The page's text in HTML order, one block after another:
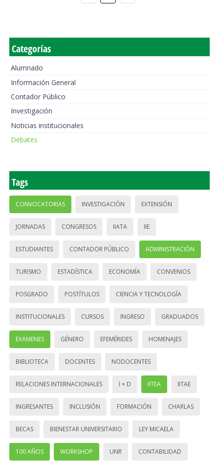
Categorías
Alumnado
Información General
Contador Público
Investigación
Noticias institucionales
Debates
Tags
CONVOCATORIAS INVESTIGACIÓN EXTENSIÓN
JORNADAS CONGRESOS IIATA IIE
ESTUDIANTES CONTADOR PÚBLICO ADMINISTRACIÓN
TURISMO ESTADÍSTICA ECONOMÍA CONVENIOS
POSGRADO POSTÍTULOS CIENCIA Y TECNOLOGÍA
INSTITUCIONALES CURSOS INGRESO GRADUADOS
EXÁMENES GÉNERO EFEMÉRIDES HOMENAJES
BIBLIOTECA DOCENTES NODOCENTES
RELACIONES INTERNACIONALES I + D IITEA IITAE
INGRESANTES INCLUSIÓN FORMACIÓN CHARLAS
BECAS BIENESTAR UNIVERSITARIO LEY MICAELA
100 AÑOS WORKSHOP UNR CONTABILIDAD